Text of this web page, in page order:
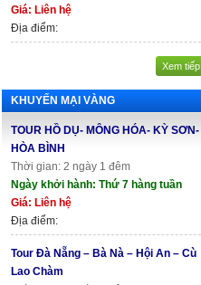
Giá: Liên hệ
Địa điểm:
Xem tiếp
KHUYẾN MẠI VÀNG
TOUR HỒ DỤ- MÔNG HÓA- KỲ SƠN-
HÒA BÌNH
Thời gian: 2 ngày 1 đêm
Ngày khởi hành: Thứ 7 hàng tuần
Giá: Liên hệ
Địa điểm:
Tour Đà Nẵng – Bà Nà – Hội An – Cù
Lao Chàm